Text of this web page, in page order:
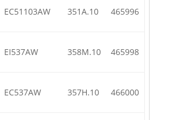
EC51103AW 351A.10 465996
EI537AW 358M.10 465998
EC537AW 357H.10 466000